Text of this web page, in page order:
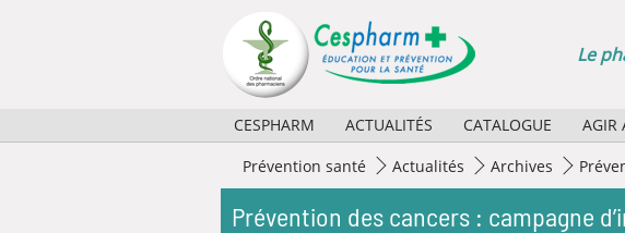
Le
CESPHARM
Missions
Activités
ACTUALITÉS
2026
2025
CATALOGUE
AGIR
Prévention santé Actualités Archives
Prévention des cancers : campagne